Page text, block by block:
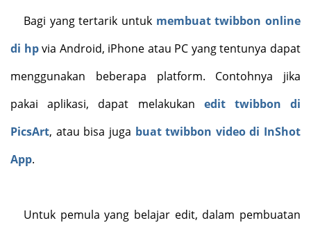
Bagi yang tertarik untuk membuat twibbon online
di hpvia Android, iPhone atau PC yang tentunya dapat
menggunakan beberapa platform. Contohnya jika
pakai aplikasi, dapat melakukan edit twibbon di
PicsArt, atau bisa juga buat twibbon video di InShot
App.
Untuk pemula yang belajar edit, dalam pembuatan